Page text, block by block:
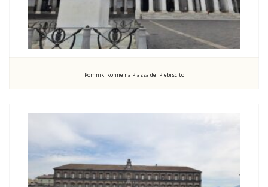
Pomniki konne na Piazza del Plebiscito